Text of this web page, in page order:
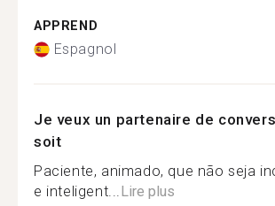
APPREND
Espagnol
Je veux un partenaire de
soit
Paciente, animado, que não seja
e inteligent...Lire plus